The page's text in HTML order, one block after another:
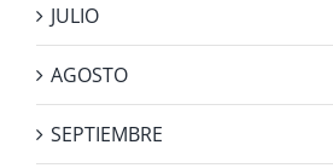
JULIO
AGOSTO
SEPTIEMBRE